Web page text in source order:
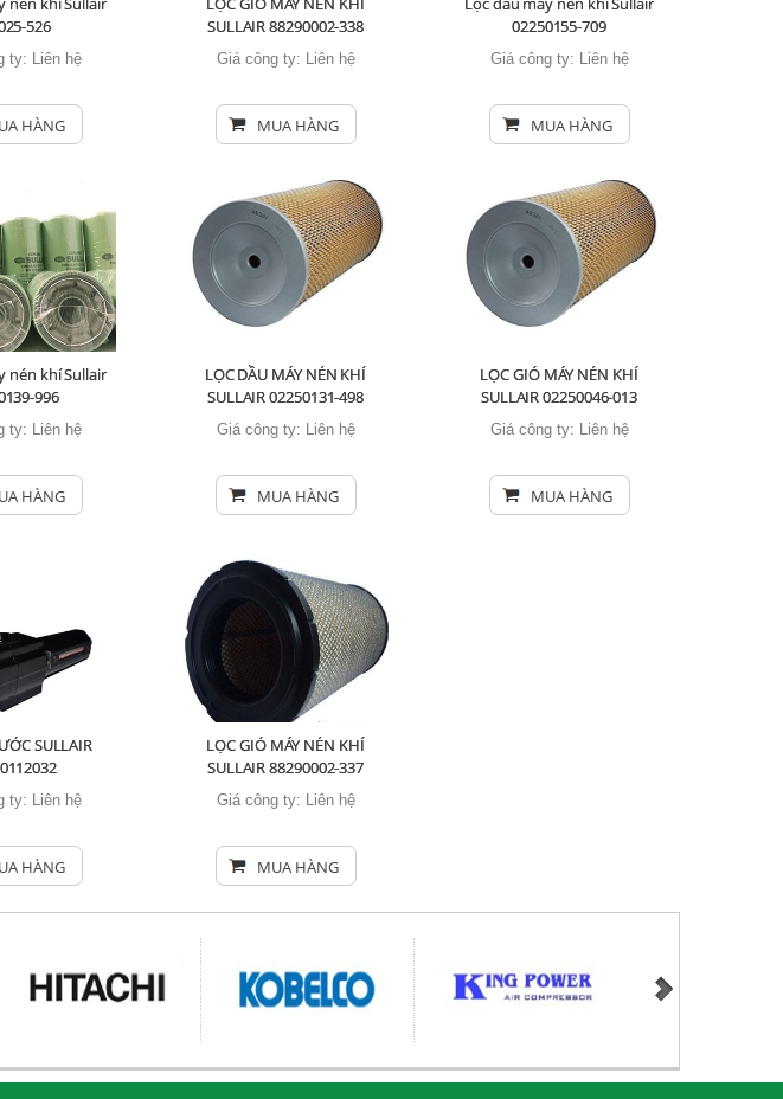
526
ty: Liên hệ
HÀNG
SULLAIR 88290002-338
Giá công ty: Liên hệ
MUA HÀNG
02250155-709
Giá công ty: Liên hệ
MUA HÀNG
nén khí Sullair
996
ty: Liên hệ
HÀNG
LỌC DẦU MÁY NÉN KHÍ
SULLAIR 02250131-498
Giá công ty: Liên hệ
MUA HÀNG
LỌC GIÓ MÁY NÉN KHÍ
SULLAIR 02250046-013
Giá công ty: Liên hệ
MUA HÀNG
SULLAIR
ty: Liên hệ
HÀNG
LỌC GIÓ MÁY NÉN KHÍ
SULLAIR 88290002-337
Giá công ty: Liên hệ
MUA HÀNG